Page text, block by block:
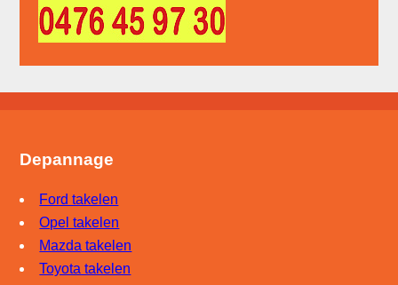
Depannage
Ford takelen
Opel takelen
Mazda takelen
Toyota takelen